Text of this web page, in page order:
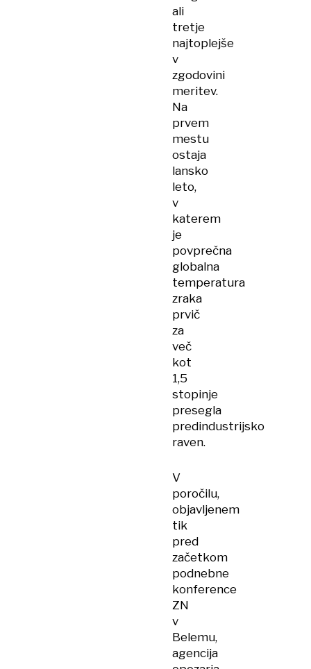
ali
tretje
najtoplejše
v
zgodovini
meritev.
Na
prvem
mestu
ostaja
lansko
leto,
v
katerem
je
povprečna
globalna
temperatura
zraka
prvič
za
več
kot
1,5
stopinje
presegla
predindustrijsko
raven.
V
poročilu,
objavljenem
tik
pred
začetkom
podnebne
konference
ZN
v
Belemu,
agencija